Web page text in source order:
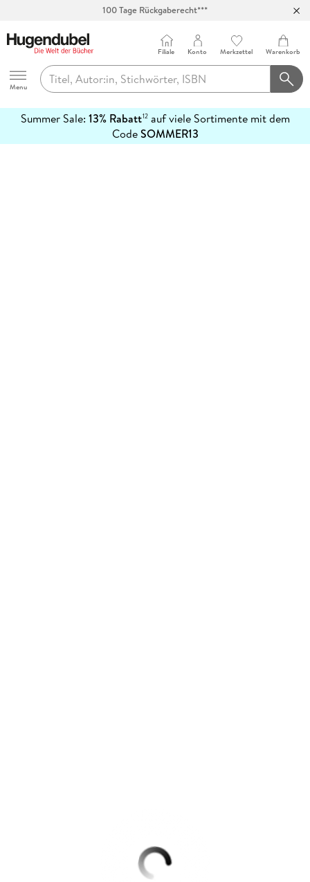
100 Tage Rückgaberecht***
Hugendubel
Menu
Filiale Konto Merkzettel Warenkorb
Summer Sale: 13% Rabatt12auf viele Sortimente mit dem
CodeSOMMER13
erfahren